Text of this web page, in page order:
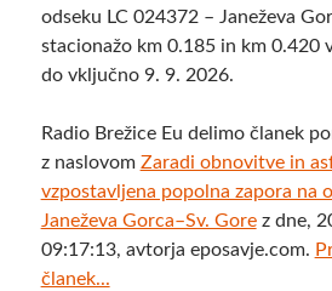
odseku LC 024372 – Janeževa
stacionažo km 0.185 in km 0.420
do vključno 9. 9. 2026.
Radio Brežice Eu delimo članek
z naslovom Zaradi obnovitve in
vzpostavljena popolna zapora na
Janeževa Gorca–Sv. Gorez dne,
09:17:13, avtorja eposavje.com.
članek...